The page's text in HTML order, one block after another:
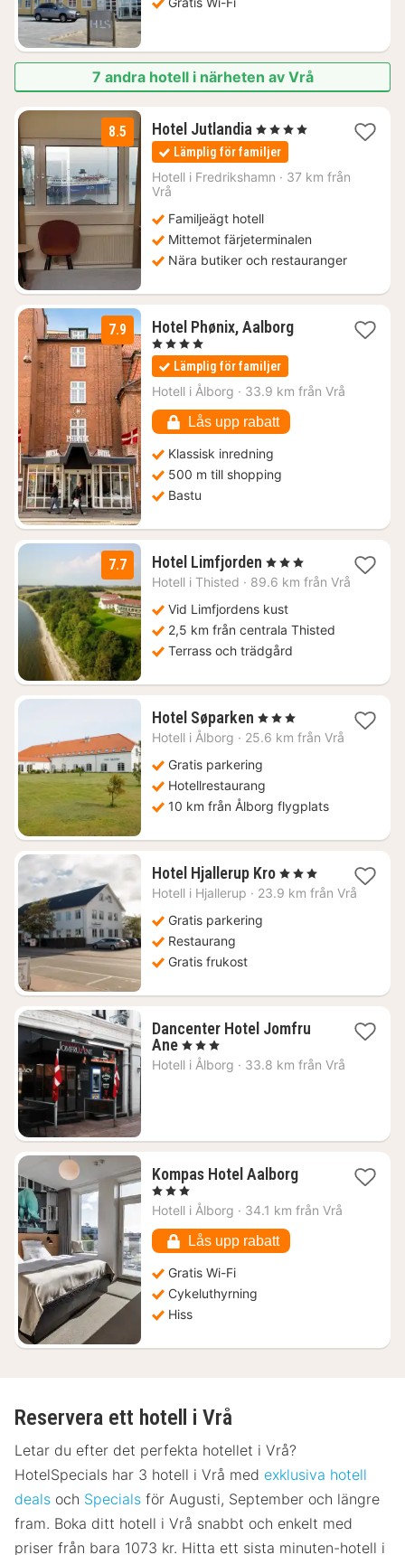
7 andra hotell i närheten av Vrå
8.5 Hotel Jutlandia 3
nätter
för
1351
, 4 Stjärnor
Lämplig för familjer
Hotell i Fredrikshamn · 37 km från
Vrå
Familjeägt hotell
Mittemot färjeterminalen
Nära butiker och restauranger
7.9 Hotel Phønix, Aalborg1
kr.
, 4 Stjärnor
Lämplig för familjer
Hotell i Ålborg · 33.9 km från Vrå
Lås upp rabatt
Klassisk inredning
500 m till shopping
Bastu
7.7 Hotel Limfjorden 1
natt
1598
kr.
, 3 Stjärnor
Hotell i Thisted · 89.6 km från Vrå
Vid Limfjordens kust
2,5 km från centrala Thisted
Terrass och trädgård
Hotel Søparken 1
natt
1289
kr.
, 3 Stjärnor
Hotell i Ålborg · 25.6 km från Vrå
Gratis parkering
Hotellrestaurang
10 km från Ålborg flygplats
Hotel Hjallerup Kro2
nätter
, 3 Stjärnor
Hotell i Hjallerup · 23.9 km från Vrå
Gratis parkering
Restaurang
Gratis frukost
Dancenter Hotel Jomfru
Ane2
nätter
, 3 Stjärnor
Hotell i Ålborg · 33.8 km från Vrå
Kompas Hotel Aalborg1
från
, 3 Stjärnor
Hotell i Ålborg · 34.1 km från Vrå
Lås upp rabatt
Gratis Wi-Fi
Cykeluthyrning
Hiss
Reservera ett hotell i Vrå
Letar du efter det perfekta hotellet i Vrå?
HotelSpecials har 3 hotell i Vrå med exklusiva hotell
deals och Specials för Augusti, September och längre
fram. Boka ditt hotell i Vrå snabbt och enkelt med
priser från bara 1073 kr. Hitta ett sista minuten-hotell i